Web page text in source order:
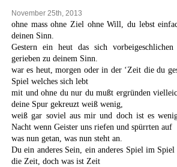
November 25th, 2013
ohne mass ohne Ziel ohne Will, du lebst
deinen Sinn.
Gestern ein heut das sich
gerieben zu deinem Sinn.
war es heut, morgen oder in der ‘Zeit die du
Spiel welches sich lebt
mit und ohne du nur du mußt ergründen
deine Spur gekreuzt weiß wenig,
weiß gar soviel aus mir und doch ist es
Nacht wenn Geister uns riefen und spürrten auf
was nun getan, was nun steht an.
Du ein anderes Sein, ein anderes Spiel im
die Zeit, doch was ist Zeit